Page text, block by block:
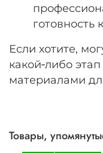
готовность
Если хотите,
какой‑либо
материалами
Товары,